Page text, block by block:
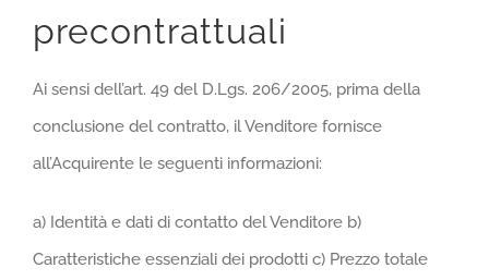
precontrattuali
Ai sensi dell’art. 49 del D.Lgs. 206/2005, prima della
conclusione del contratto, il Venditore fornisce
all’Acquirente le seguenti informazioni:
a) Identità e dati di contatto del Venditore b)
Caratteristiche essenziali dei prodotti c) Prezzo totale